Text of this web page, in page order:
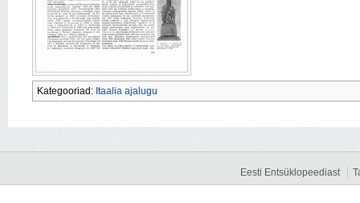
Kategooriad: Itaalia ajalugu
Eesti Entsüklopeediast